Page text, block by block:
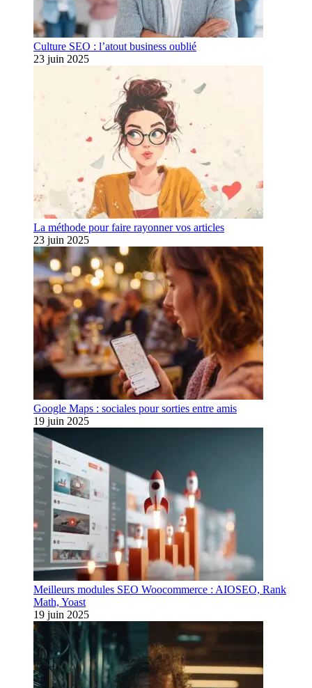
Culture SEO : l’atout business oublié
23 juin 2025
La méthode pour faire rayonner vos articles
23 juin 2025
Google Maps : sociales pour sorties entre amis
19 juin 2025
Meilleurs modules SEO Woocommerce : AIOSEO, Rank
Math, Yoast
19 juin 2025